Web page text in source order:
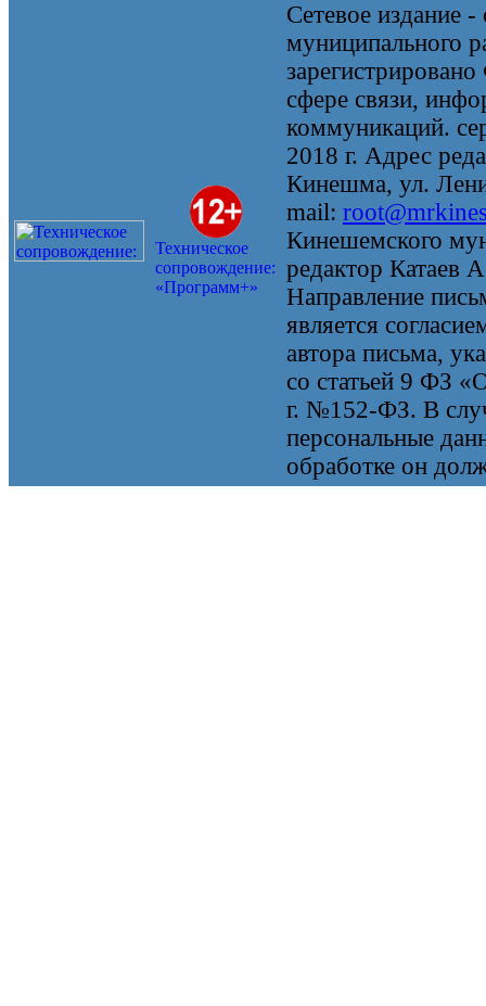
Техническое
сопровождение:
«Программ+»
Сетевое издание
муниципального
сфере связи,
коммуникаций.
2018 г. Адрес
Кинешма, ул.
mail:
Кинешемского
редактор Катаев
Направление
является
автора письма,
со статьей 9 ФЗ
г. №152-ФЗ. В
персональные
обработке он